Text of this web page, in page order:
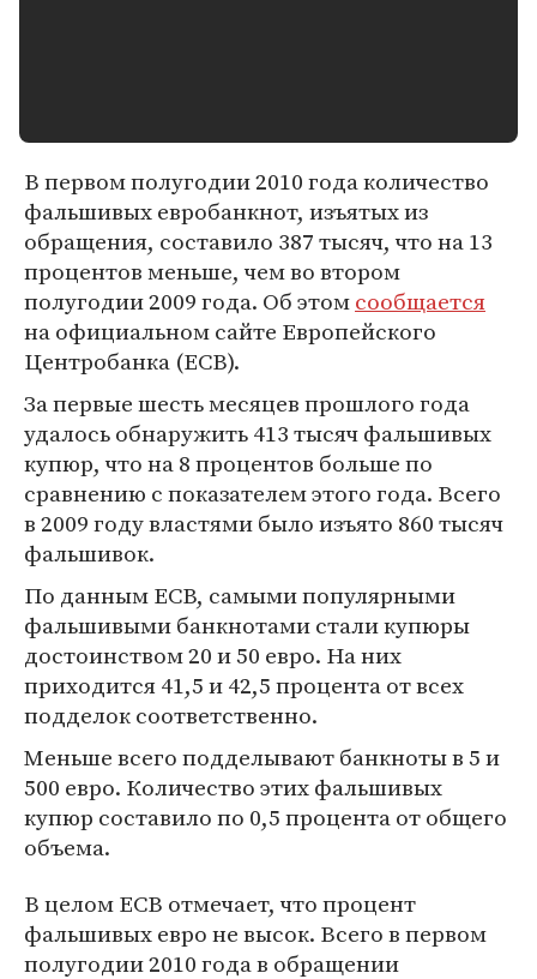
В первом полугодии 2010 года количество
фальшивых евробанкнот, изъятых из
обращения, составило 387 тысяч, что на 13
процентов меньше, чем во втором
полугодии 2009 года. Об этомсообщается
на официальном сайте Европейского
Центробанка (ECB).
За первые шесть месяцев прошлого года
удалось обнаружить 413 тысяч фальшивых
купюр, что на 8 процентов больше по
сравнению с показателем этого года. Всего
в 2009 году властями было изъято 860 тысяч
фальшивок.
По данным ECB, самыми популярными
фальшивыми банкнотами стали купюры
достоинством 20 и 50 евро. На них
приходится 41,5 и 42,5 процента от всех
подделок соответственно.
Меньше всего подделывают банкноты в 5 и
500 евро. Количество этих фальшивых
купюр составило по 0,5 процента от общего
объема.
В целом ECB отмечает, что процент
фальшивых евро не высок. Всего в первом
полугодии 2010 года в обращении